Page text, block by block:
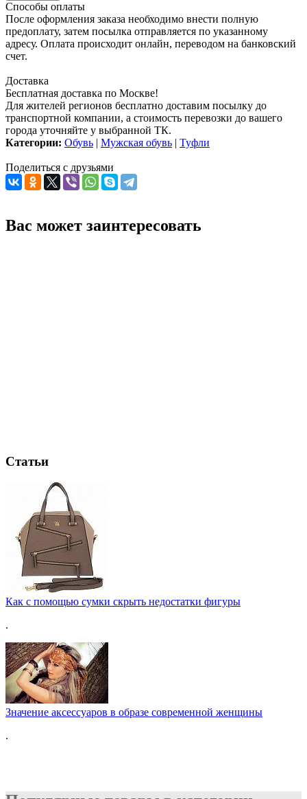
Способы оплаты
После оформления заказа необходимо внести полную
предоплату, затем посылка отправляется по указанному
адресу. Оплата происходит онлайн, переводом на банковский
счет.
Доставка
Бесплатная доставка по Москве!
Для жителей регионов бесплатно доставим посылку до
транспортной компании, а стоимость перевозки до вашего
города уточняйте у выбранной ТК.
Категории: Обувь | Мужская обувь | Туфли
Поделиться с друзьями
Вас может заинтересовать
Статьи
Как с помощью сумки скрыть недостатки фигуры
.
Значение аксессуаров в образе современной женщины
.